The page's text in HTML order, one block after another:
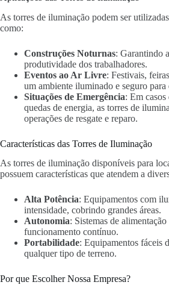
As torres de iluminação podem ser
como:
Construções Noturnas: Garantindo
produtividade dos trabalhadores.
Eventos ao Ar Livre: Festivais,
um ambiente iluminado e seguro para
Situações de Emergência: Em casos
quedas de energia, as torres de
operações de resgate e reparo.
Características das Torres de Iluminação
As torres de iluminação disponíveis para
possuem características que atendem a
Alta Potência: Equipamentos com
intensidade, cobrindo grandes áreas.
Autonomia: Sistemas de
funcionamento contínuo.
Portabilidade: Equipamentos fáceis
qualquer tipo de terreno.
Por que Escolher Nossa Empresa?